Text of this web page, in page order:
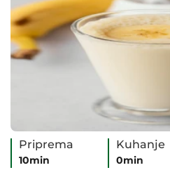
Priprema
10min
Kuhanje
0min